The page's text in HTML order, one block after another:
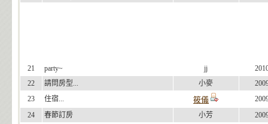
21 party~ jj
22
請問房型... 小麥
23
住宿... 筱儀
24
春節訂房 小芳